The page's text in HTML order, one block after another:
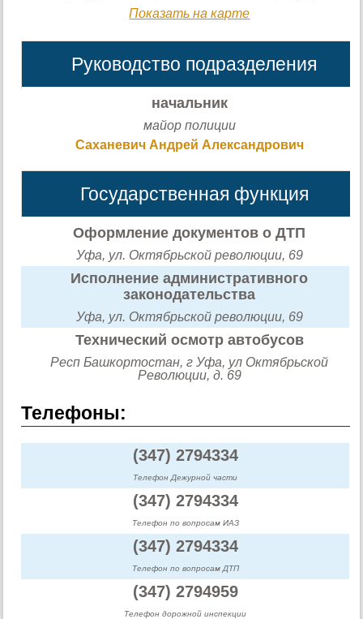
Показать на карте
Руководство подразделения
начальник
майор полиции
Саханевич Андрей Александрович
Государственная функция
Оформление документов о ДТП
Уфа, ул. Октябрьской революции, 69
Исполнение административного
законодательства
Уфа, ул. Октябрьской революции, 69
Технический осмотр автобусов
Респ Башкортостан, г Уфа, ул Октябрьской
Революции, д. 69
Телефоны:
(347) 2794334
Телефон Дежурной части
(347) 2794334
Телефон по вопросам ИАЗ
(347) 2794334
Телефон по вопросам ДТП
(347) 2794959
Телефон дорожной инспекции